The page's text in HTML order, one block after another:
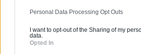
Personal Data Processing Opt Outs
I want to opt-out of the Sharing of my
data.
Opted In
Je souhaite demander un
la pose du linoleum sur